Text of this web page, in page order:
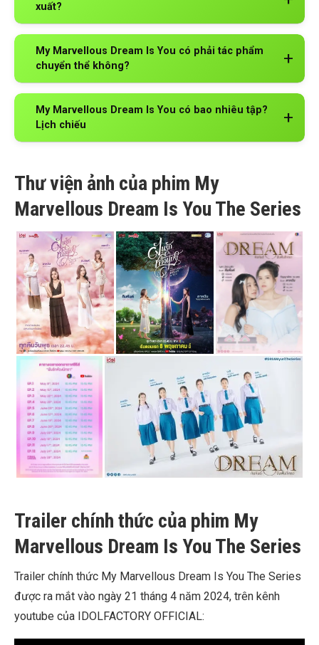
xuất?
My Marvellous Dream Is You có phải tác phẩm
chuyển thể không?
My Marvellous Dream Is You có bao nhiêu tập?
Lịch chiếu
Thư viện ảnh của phim My
Marvellous Dream Is You The Series
Trailer chính thức của phim My
Marvellous Dream Is You The Series
Trailer chính thức My Marvellous Dream Is You The Series
được ra mắt vào ngày 21 tháng 4 năm 2024, trên kênh
youtube của IDOLFACTORY OFFICIAL: